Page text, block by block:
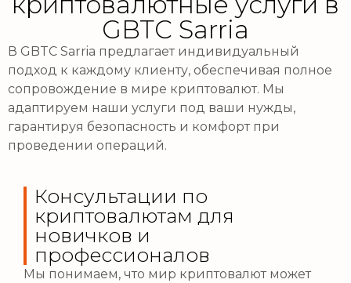
GBTC Sarria
В GBTC Sarria предлагает индивидуальный
подход к каждому клиенту, обеспечивая полное
сопровождение в мире криптовалют. Мы
адаптируем наши услуги под ваши нужды,
гарантируя безопасность и комфорт при
проведении операций.
Консультации по
криптовалютам для
новичков и
профессионалов
Мы понимаем, что мир криптовалют может